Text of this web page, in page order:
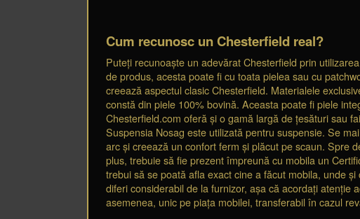
Cum recunosc un Chesterfield real?
Puteți recunoaște un adevărat Chesterfield prin
de produs, acesta poate fi cu toata pielea sau cu
creează aspectul clasic Chesterfield. Materialele
constă din piele 100% bovină. Aceasta poate fi piele
Chesterfield.com oferă și o gamă largă de țesături sau
Suspensia Nosag este utilizată pentru suspensie. Se
arc și creează un confort ferm și plăcut pe scaun. Spre
plus, trebuie să fie prezent împreună cu mobila un
trebui să se poată afla exact cine a făcut mobila, unde
diferi considerabil de la furnizor, așa că acordați atenție
asemenea, unic pe piața mobilei, transferabil în cazul